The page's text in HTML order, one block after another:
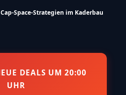
Space-Strategien im Kaderbau
DEALS UM 20:00
UHR